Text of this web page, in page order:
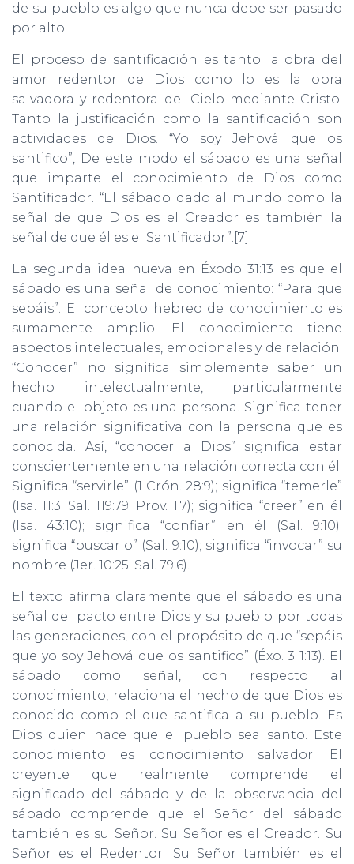
de su pueblo es algo que nunca debe ser pasado
por alto.
El proceso de santificación es tanto la obra del
amor redentor de Dios como lo es la obra
salvadora y redentora del Cielo mediante Cristo.
Tanto la justificación como la santificación son
actividades de Dios. “Yo soy Jehová que os
santifico”, De este modo el sábado es una señal
que imparte el conocimiento de Dios como
Santificador. “El sábado dado al mundo como la
señal de que Dios es el Creador es también la
señal de que él es el Santificador”.[7]
La segunda idea nueva en Éxodo 31:13 es que el
sábado es una señal de conocimiento: “Para que
sepáis”. El concepto hebreo de conocimiento es
sumamente amplio. El conocimiento tiene
aspectos intelectuales, emocionales y de relación.
“Conocer” no significa simplemente saber un
hecho intelectualmente, particularmente
cuando el objeto es una persona. Significa tener
una relación significativa con la persona que es
conocida. Así, “conocer a Dios” significa estar
conscientemente en una relación correcta con él.
Significa “servirle” (1 Crón. 28:9); significa “temerle”
(Isa. 11:3; Sal. 119:79; Prov. 1:7); significa “creer” en él
(Isa. 43:10); significa “confiar” en él (Sal. 9:10);
significa “buscarlo” (Sal. 9:10); significa “invocar” su
nombre (Jer. 10:25; Sal. 79:6).
El texto afirma claramente que el sábado es una
señal del pacto entre Dios y su pueblo por todas
las generaciones, con el propósito de que “sepáis
que yo soy Jehová que os santifico” (Éxo. 3 1:13). El
sábado como señal, con respecto al
conocimiento, relaciona el hecho de que Dios es
conocido como el que santifica a su pueblo. Es
Dios quien hace que el pueblo sea santo. Este
conocimiento es conocimiento salvador. El
creyente que realmente comprende el
significado del sábado y de la observancia del
sábado comprende que el Señor del sábado
también es su Señor. Su Señor es el Creador. Su
Señor es el Redentor. Su Señor también es el